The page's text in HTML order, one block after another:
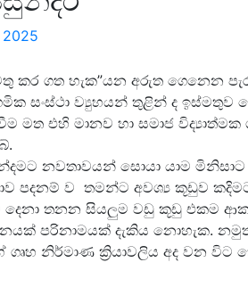
2025
කර ගත හැක”යන අරුත ගෙනෙන
සංස්ථා ව්‍යුහයන් තුළින් ද ඉස්මතුව
මත එහි මානව හා සමාජ විද්‍යාත්මක
නවතාවයන් සොයා යාම
පදනම් ව තමන්ට අවශ්‍ය කූඩුව
දෙනා තනන සියලුම වඩු කූඩු එකම
පරිනාමයක් දැකිය නොහැක.
නිර්මාණ ක්‍රියාවලිය අද වන විට